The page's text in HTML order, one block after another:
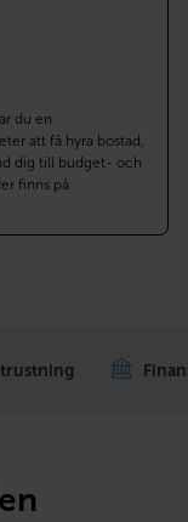
du en
att få hyra bostad,
dig till budget- och
finns på